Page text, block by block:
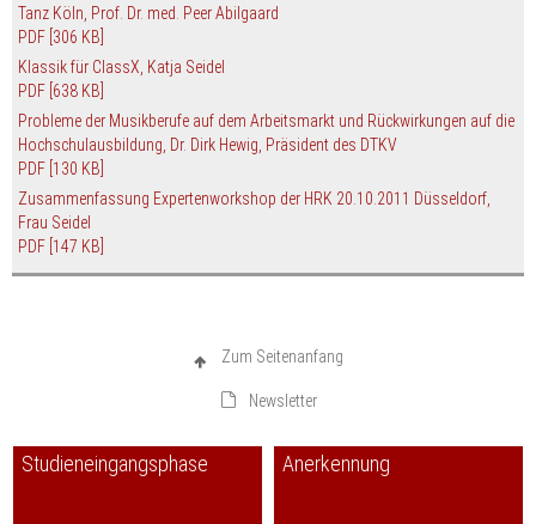
Tanz Köln, Prof. Dr. med. Peer Abilgaard
PDF [306 KB]
Klassik für ClassX, Katja Seidel
PDF [638 KB]
Probleme der Musikberufe auf dem Arbeitsmarkt und Rückwirkungen auf die
Hochschulausbildung, Dr. Dirk Hewig, Präsident des DTKV
PDF [130 KB]
Zusammenfassung Expertenworkshop der HRK 20.10.2011 Düsseldorf,
Frau Seidel
PDF [147 KB]
Zum Seitenanfang
Newsletter
Studieneingangsphase Anerkennung